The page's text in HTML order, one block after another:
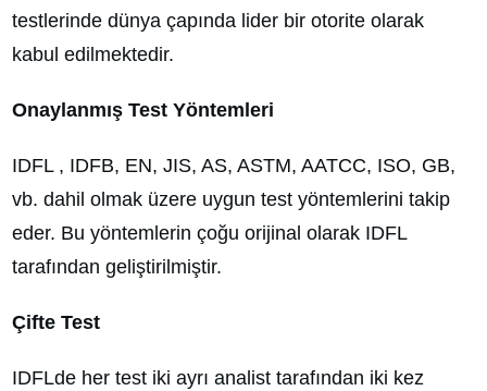
testlerinde dünya çapında lider bir otorite olarak
kabul edilmektedir.
Onaylanmış Test Yöntemleri
IDFL , IDFB, EN, JIS, AS, ASTM, AATCC, ISO, GB,
vb. dahil olmak üzere uygun test yöntemlerini takip
eder. Bu yöntemlerin çoğu orijinal olarak IDFL
tarafından geliştirilmiştir.
Çifte Test
IDFLde her test iki ayrı analist tarafından iki kez